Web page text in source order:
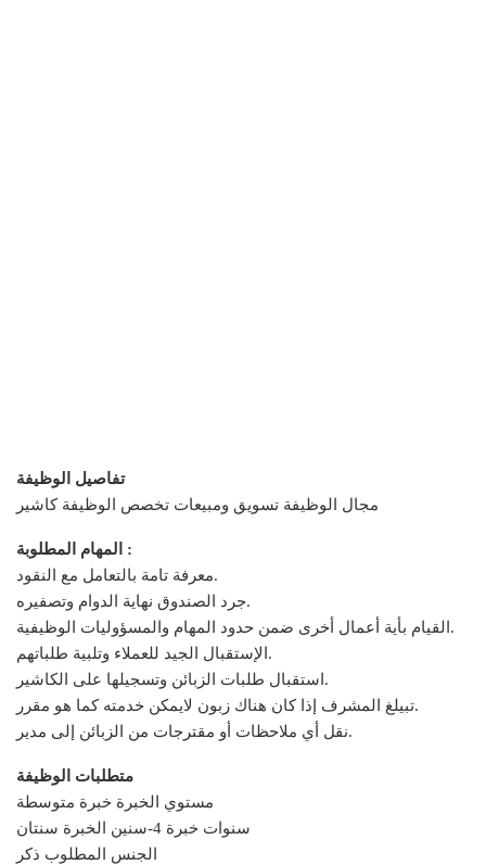
تفاصيل الوظيفة
مجال الوظيفة تسويق ومبيعات تخصص الوظيفة كاشير
المهام المطلوبة :
معرفة تامة بالتعامل مع النقود.
جرد الصندوق نهاية الدوام وتصفيره.
القيام بأية أعمال أخرى ضمن حدود المهام والمسؤوليات الوظيفية.
الإستقبال الجيد للعملاء وتلبية طلباتهم.
استقبال طلبات الزبائن وتسجيلها على الكاشير.
تبيلغ المشرف إذا كان هناك زبون لايمكن خدمته كما هو مقرر.
نقل أي ملاحظات أو مقترجات من الزبائن إلى مدير.
متطلبات الوظيفة
مستوي الخبرة خبرة متوسطة
سنين الخبرة سنتان-‎4 سنوات خبرة
الجنس المطلوب ذكر